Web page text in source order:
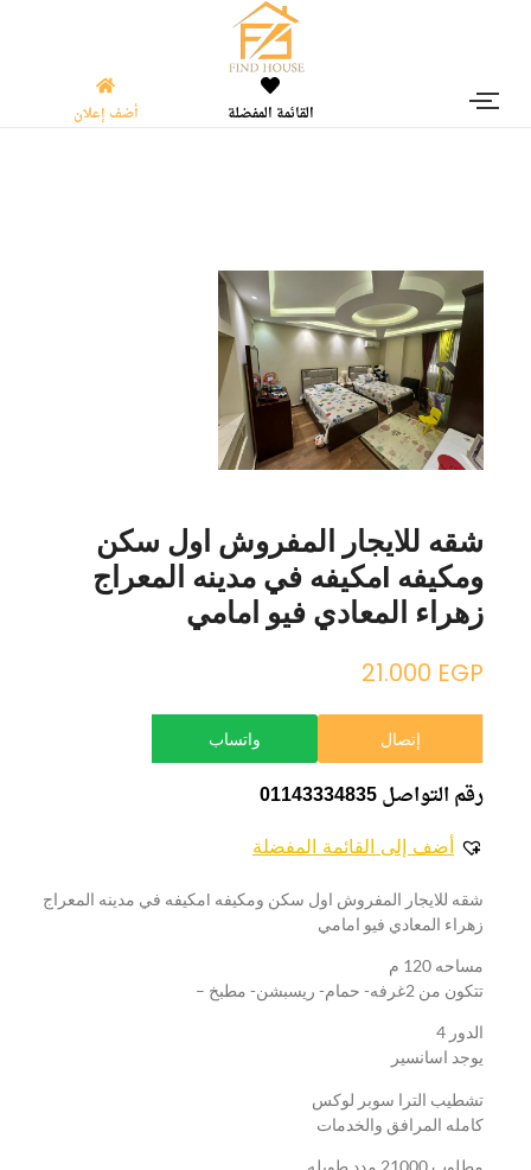
القائمة المفضلة أضف إعلان
شقه للايجار المفروش اول سكن
ومكيفه lمكيفه في مدينه المعراج
زهراء المعادي فيو امامي
21.000 EGP
إتصال واتساب
رقم التواصل 01143334835
أضف إلى القائمة المفضلة
شقه للايجار المفروش اول سكن ومكيفه lمكيفه في مدينه المعراج
زهراء المعادي فيو امامي
مساحه 120 م
تتكون من 2غرفه- حمام- ريسبشن- مطبخ –
الدور 4
يوجد اسانسير
تشطيب الترا سوبر لوكس
كامله المرافق والخدمات
مطلوب 21000 مدد طويله